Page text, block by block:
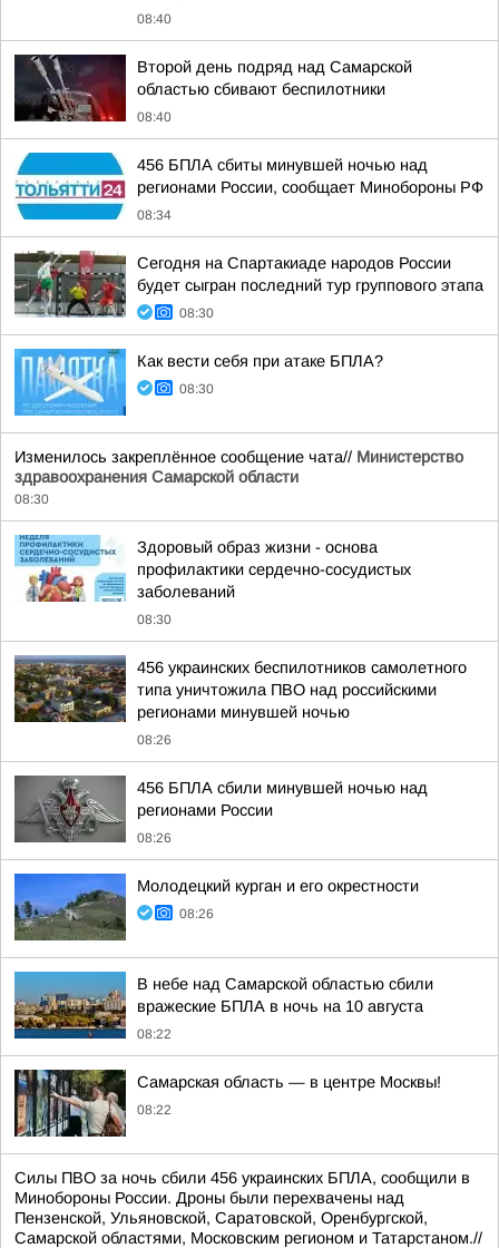
08:40
Второй день подряд над Самарской
областью сбивают беспилотники
08:40
456 БПЛА сбиты минувшей ночью над
регионами России, сообщает Минобороны РФ
08:34
Сегодня на Спартакиаде народов России
будет сыгран последний тур группового этапа
08:30
Как вести себя при атаке БПЛА?
08:30
Изменилось закреплённое сообщение чата// Министерство
здравоохранения Самарской области
08:30
Здоровый образ жизни - основа
профилактики сердечно-сосудистых
заболеваний
08:30
456 украинских беспилотников самолетного
типа уничтожила ПВО над российскими
регионами минувшей ночью
08:26
456 БПЛА сбили минувшей ночью над
регионами России
08:26
Молодецкий курган и его окрестности
08:26
В небе над Самарской областью сбили
вражеские БПЛА в ночь на 10 августа
08:22
Самарская область — в центре Москвы!
08:22
Силы ПВО за ночь сбили 456 украинских БПЛА, сообщили в
Минобороны России. Дроны были перехвачены над
Пензенской, Ульяновской, Саратовской, Оренбургской,
Самарской областями, Московским регионом и Татарстаном.//